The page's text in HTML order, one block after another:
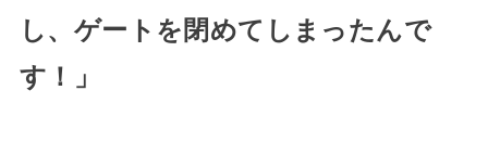
し、ゲートを閉めてしまったんで
す！」